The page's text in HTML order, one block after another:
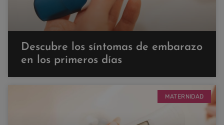
Descubre los síntomas de embarazo
en los primeros días
MATERNIDAD